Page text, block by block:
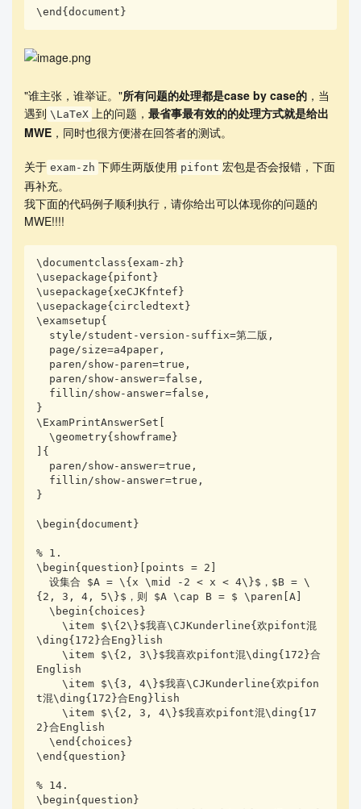
\end{document}
"谁主张，谁举证。"所有问题的处理都是case by case的 ，当
遇到 \LaTeX 上的问题， 最省事最有效的的处理方式就是给出
MWE ，同时也很方便潜在回答者的测试。
关于 exam-zh 下师生两版使用 pifont 宏包是否会报错，下面
再补充。
我下面的代码例子顺利执行，请你给出可以体现你的问题的
MWE!!!!
\documentclass{exam-zh}
\usepackage{pifont}
\usepackage{xeCJKfntef}
\usepackage{circledtext}
\examsetup{
}
\ExamPrintAnswerSet[
  \geometry{showframe}
]{
}
\begin{document}
% 1.
\begin{question}[points = 2]
  设集合 $A = \{x \mid -2 < x < 4\}$，$B = \
{2, 3, 4, 5\}$，则 $A \cap B = $ \paren[A]
  \begin{choices}
    \item $\{2\}$我喜\CJKunderline{欢pifont混
\ding{172}合Eng}lish
    \item $\{2, 3\}$我喜欢pifont混\ding{172}合
English
    \item $\{3, 4\}$我喜\CJKunderline{欢pifon
t混\ding{172}合Eng}lish
    \item $\{2, 3, 4\}$我喜欢pifont混\ding{17
2}合English
  \end{choices}
\end{question}
% 14.
\begin{question}